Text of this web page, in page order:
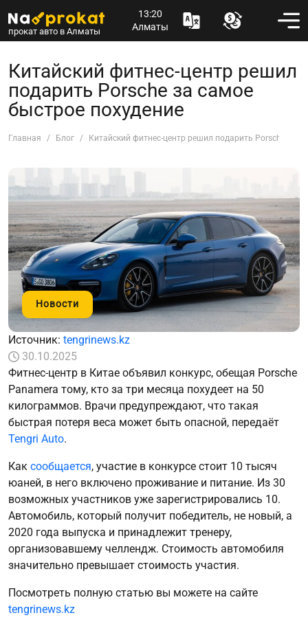
прокат авто в Алматы
13:20
Алматы
Китайский фитнес-центр решил
подарить Porsche за самое
быстрое похудение
Главная Блог Китайский фитнес-центр решил подарить Porsche за
Новости
Источник: tengrinews.kz
30.10.2025
Фитнес-центр в Китае объявил конкурс, обещая Porsche
Panamera тому, кто за три месяца похудеет на 50
килограммов. Врачи предупреждают, что такая
быстрая потеря веса может быть опасной, передаёт
Tengri Auto.
Как сообщается, участие в конкурсе стоит 10 тысяч
юаней, в него включено проживание и питание. Из 30
возможных участников уже зарегистрировались 10.
Автомобиль, который получит победитель, не новый, а
2020 года выпуска и принадлежит тренеру,
организовавшему челлендж. Стоимость автомобиля
значительно превышает стоимость участия.
Посмотреть полную статью вы можете на сайте
tengrinews.kz